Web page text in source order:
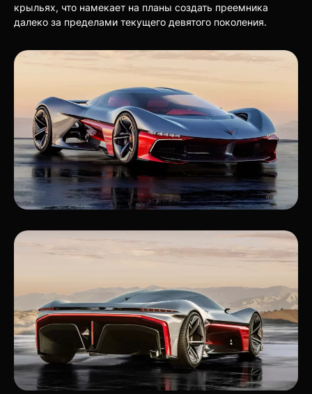
крыльях, что намекает на планы создать преемника
далеко за пределами текущего девятого поколения.